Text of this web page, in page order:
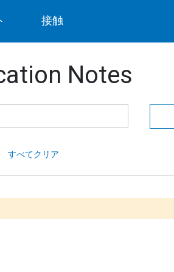
接触
Notes
すべてクリア